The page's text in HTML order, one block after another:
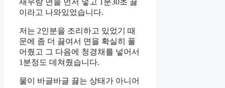
새우랑 면을 먼저 넣고 1분30초 끓
이라고 나와있었습니다.
저는 2인분을 조리하고 있었기 때
문에 좀 더 끓여서 면을 확실히 풀
어줬고 그 다음에 청경채를 넣어서
1분정도 데쳐줬습니다.
물이 바글바글 끓는 상태가 아니어